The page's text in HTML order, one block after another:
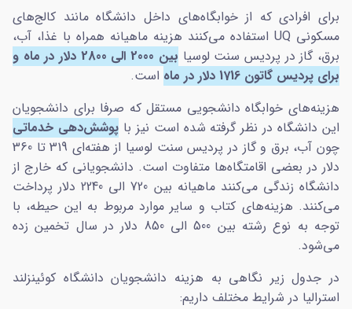
برای افرادی که از خوابگاه‌های داخل دانشگاه مانند کالج‌های
مسکونی UQ استفاده می‌کنند هزینه ماهیانه همراه با غذا، آب،
برق، گاز در پردیس سنت لوسیا
بین 2000 الی 2800 دلار در ماه و
برای پردیس گاتون 1716 دلار در ماه
است.
هزینه‌های خوابگاه دانشجویی مستقل که صرفا برای دانشجویان
این دانشگاه در نظر گرفته شده است نیز باپوشش‌دهی خدماتی
چون آب، برق و گاز در پردیس سنت لوسیا از هفته‌ای 319 تا 360
دلار در بعضی اقامتگاه‌ها متفاوت است. دانشجویانی که خارج از
دانشگاه زندگی می‌کنند ماهیانه بین 720 الی 2240 دلار پرداخت
می‌کنند. هزینه‌های کتاب و سایر موارد مربوط به این حیطه، با
توجه به نوع رشته بین 500 الی 850 دلار در سال تخمین زده
می‌شود.
در جدول زیر نگاهی به هزینه دانشجویان دانشگاه کوئینزلند
استرالیا در شرایط مختلف داریم: